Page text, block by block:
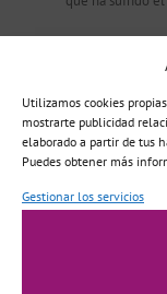
Utilizamos cookies
mostrarte publicidad
elaborado a partir de tus
Puedes obtener más
Gestionar los servicios
puede
adaptarse a sus
Desde Áncora
esta segunda fase
funciones
en la que se trabaja